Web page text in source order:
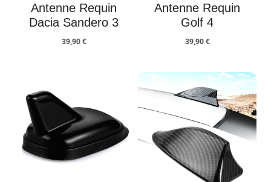
Antenne Requin
Dacia Sandero 3
39,90 €
Antenne Requin
Golf 4
39,90 €